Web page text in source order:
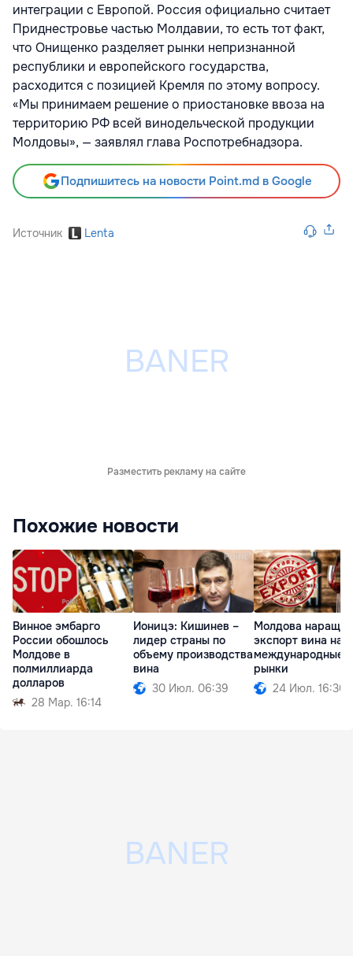
интеграции с Европой. Россия официально считает
Приднестровье частью Молдавии, то есть тот факт,
что Онищенко разделяет рынки непризнанной
республики и европейского государства,
расходится с позицией Кремля по этому вопросу.
«Мы принимаем решение о приостановке ввоза на
территорию РФ всей винодельческой продукции
Молдовы», — заявлял глава Роспотребнадзора.
Подпишитесь на новости Point.md в Google
Источник Lenta
Разместить рекламу на сайте
Похожие новости
Винное эмбарго
России обошлось
Молдове в
полмиллиарда
долларов
28 Мар. 16:14
Ионицэ: Кишинев –
лидер страны по
объему производства
вина
30 Июл. 06:39
Молдова
экспорт вина на
международные
рынки
24 Июл. 16:30